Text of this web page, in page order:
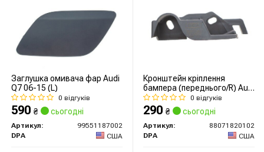
Заглушка омивача фар Audi
Q7 06-15 (L)
0 відгуків
590 ₴ сьогодні
Артикул:
99551187002
DPA
США
Кронштейн кріплення
бампера (переднього/R) Audi
A4 08-15
0 відгуків
290 ₴ сьогодні
Артикул:
88071820102
DPA
США